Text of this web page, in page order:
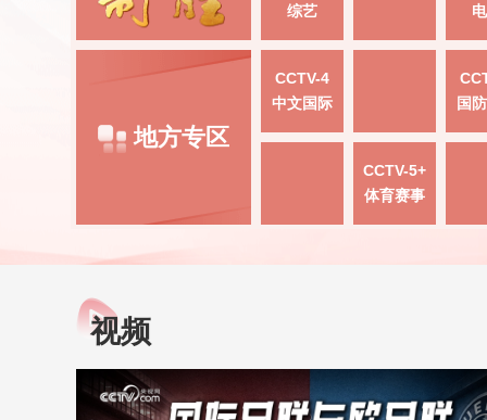
综艺
地方专区
CCTV-4
中文国际
国
CCTV-5+
体育赛事
视频